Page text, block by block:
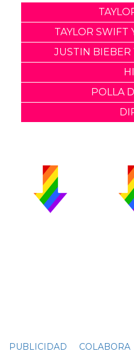
TAYLOR SWIFT
JUSTIN BIEBER
POLLA
PUBLICIDAD COLABORA